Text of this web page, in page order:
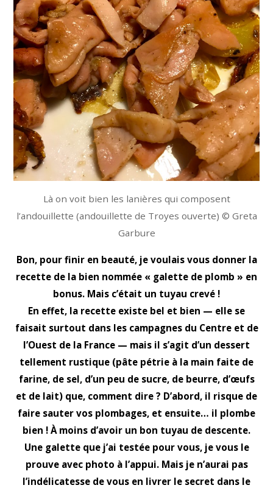
Là on voit bien les lanières qui composent
l’andouillette (andouillette de Troyes ouverte) © Greta
Garbure
Bon, pour finir en beauté, je voulais vous donner la
recette de la bien nommée « galette de plomb » en
bonus. Mais c’était un tuyau crevé !
En effet, la recette existe bel et bien — elle se
faisait surtout dans les campagnes du Centre et de
l’Ouest de la France — mais il s’agit d’un dessert
tellement rustique (pâte pétrie à la main faite de
farine, de sel, d’un peu de sucre, de beurre, d’œufs
et de lait) que, comment dire ? D’abord, il risque de
faire sauter vos plombages, et ensuite… il plombe
bien ! À moins d’avoir un bon tuyau de descente.
Une galette que j’ai testée pour vous, je vous le
prouve avec photo à l’appui. Mais je n’aurai pas
l’indélicatesse de vous en livrer le secret dans le